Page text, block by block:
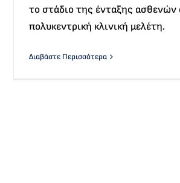
το στάδιο της ένταξης ασθενών
πολυκεντρική κλινική μελέτη.
Διαβάστε Περισσότερα